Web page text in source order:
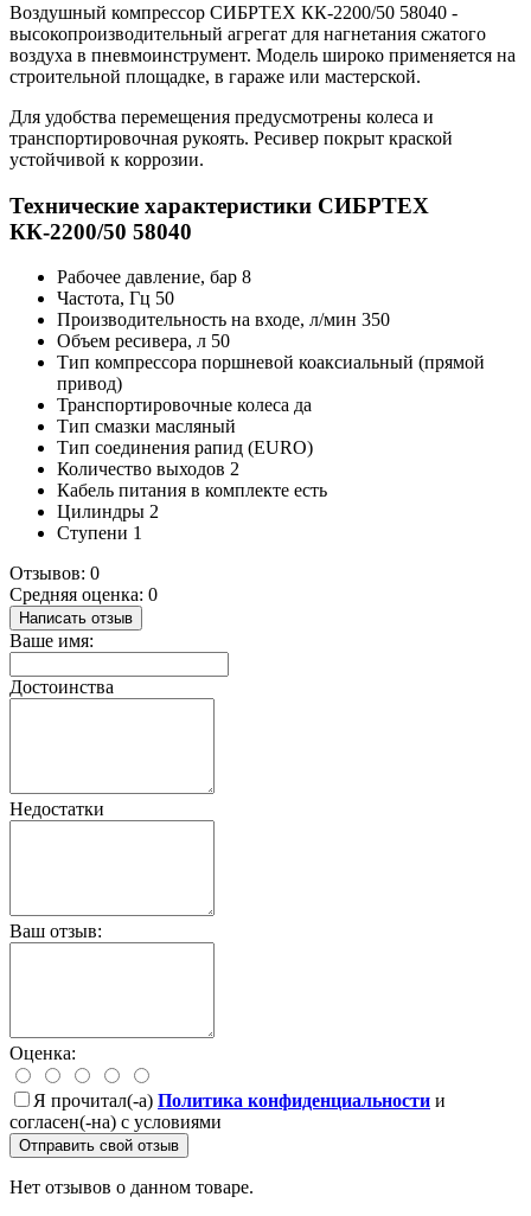
Воздушный компрессор СИБРТЕХ КК-2200/50 58040 -
высокопроизводительный агрегат для нагнетания сжатого
воздуха в пневмоинструмент. Модель широко применяется на
строительной площадке, в гараже или мастерской.
Для удобства перемещения предусмотрены колеса и
транспортировочная рукоять. Ресивер покрыт краской
устойчивой к коррозии.
Технические характеристики СИБРТЕХ
КК-2200/50 58040
Рабочее давление, бар 8
Частота, Гц 50
Производительность на входе, л/мин 350
Объем ресивера, л 50
Тип компрессора поршневой коаксиальный (прямой
привод)
Транспортировочные колеса да
Тип смазки масляный
Тип соединения рапид (EURO)
Количество выходов 2
Кабель питания в комплекте есть
Цилиндры 2
Ступени 1
Отзывов: 0
Средняя оценка: 0
Написать отзыв
Ваше имя:
Достоинства
Недостатки
Ваш отзыв:
Оценка:
Я прочитал(-а) Политика конфиденциальности и
согласен(-на) с условиями
Отправить свой отзыв
Нет отзывов о данном товаре.